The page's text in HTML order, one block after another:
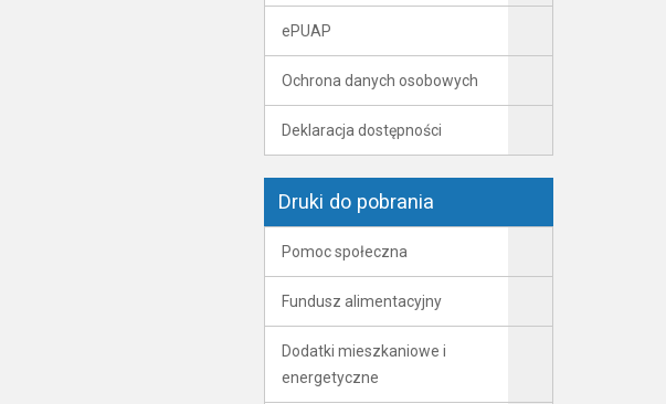
ePUAP
Ochrona danych osobowych
Deklaracja dostępności
Druki do pobrania
Pomoc społeczna
Fundusz alimentacyjny
Dodatki mieszkaniowe i
energetyczne